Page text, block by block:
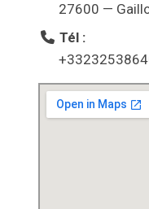
27600 —
Tél :